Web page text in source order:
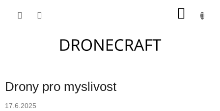
Drony pro myslivost
17.6.2025